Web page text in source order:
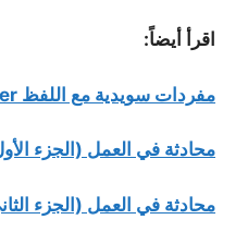
اقرأ أيضاً:
مفردات سويدية مع اللفظ bekymmer …
محادثة في العمل (الجزء
محادثة في العمل (الجزء